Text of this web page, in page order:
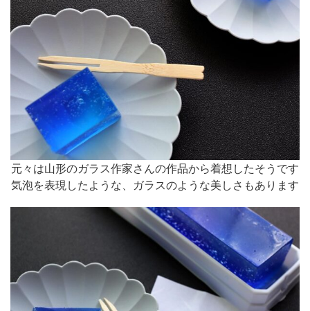
元々は山形のガラス作家さんの作品から着想したそうです
気泡を表現したような、ガラスのような美しさもあります